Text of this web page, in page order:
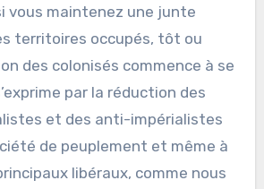
vous maintenez une junte
territoires occupés, tôt ou
des colonisés commence à se
par la réduction des
et des anti-impérialistes
de peuplement et même à
libéraux, comme nous